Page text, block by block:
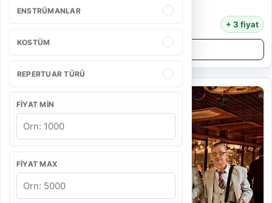
ENSTRÜMANLAR
KOSTÜM
REPERTUAR TÜRÜ
FIYAT MIN
FIYAT MAX
55 Dakika
+ 3 fiyat
Detayları İncele